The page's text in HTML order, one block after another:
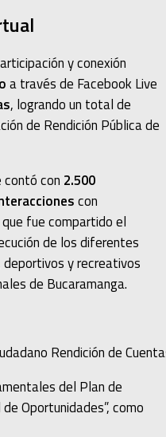
y conexión
a través de Facebook Live
, logrando un total de
de Rendición Pública de
contó con 2.500
con
fue compartido el
de los diferentes
y recreativos
de Bucaramanga.
Rendición de
del Plan de
Oportunidades”, como